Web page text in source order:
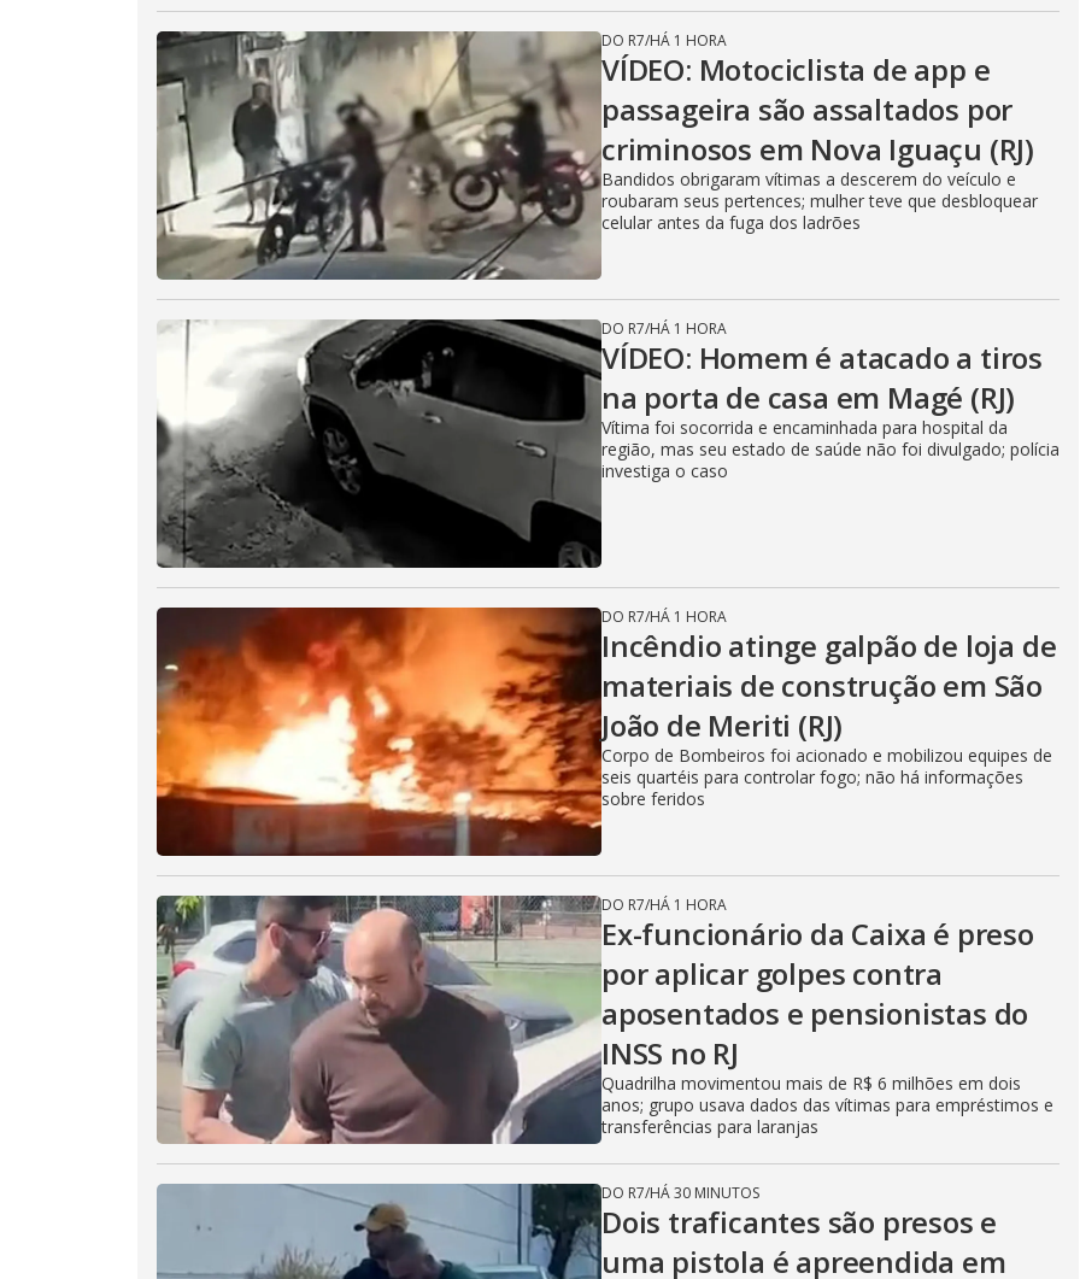
DO R7/HÁ 1 HORA
VÍDEO: Motociclista de app e
passageira são assaltados por
criminosos em Nova Iguaçu (RJ)
Bandidos obrigaram vítimas a descerem do veículo e
roubaram seus pertences; mulher teve que desbloquear
celular antes da fuga dos ladrões
DO R7/HÁ 1 HORA
VÍDEO: Homem é atacado a tiros
na porta de casa em Magé (RJ)
Vítima foi socorrida e encaminhada para hospital da
região, mas seu estado de saúde não foi divulgado; polícia
investiga o caso
DO R7/HÁ 1 HORA
Incêndio atinge galpão de loja de
materiais de construção em São
João de Meriti (RJ)
Corpo de Bombeiros foi acionado e mobilizou equipes de
seis quartéis para controlar fogo; não há informações
sobre feridos
DO R7/HÁ 1 HORA
Ex-funcionário da Caixa é preso
por aplicar golpes contra
aposentados e pensionistas do
INSS no RJ
Quadrilha movimentou mais de R$ 6 milhões em dois
anos; grupo usava dados das vítimas para empréstimos e
transferências para laranjas
DO R7/HÁ 30 MINUTOS
Dois traficantes são presos e
uma pistola é apreendida em